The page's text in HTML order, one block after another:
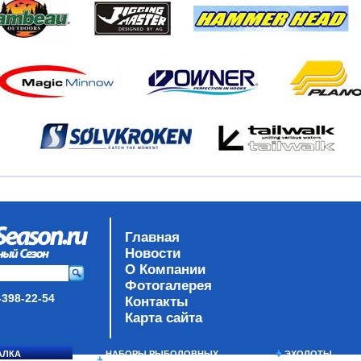
22-54
Главная
Новости
О Компании
Фотогалерея
Контакты
Карта сайта
НАБОРЫ РЫБОЛОВНЫХ ЭХОЛОТЫ